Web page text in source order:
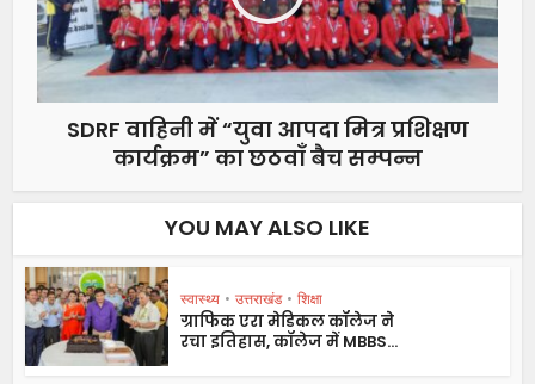
SDRF वाहिनी में “युवा आपदा मित्र प्रशिक्षण
कार्यक्रम” का छठवाँ बैच सम्पन्न
YOU MAY ALSO LIKE
स्वास्थ्य • उत्तराखंड • शिक्षा
ग्राफिक एरा मेडिकल कॉलेज ने
रचा इतिहास, कॉलेज में MBBS...